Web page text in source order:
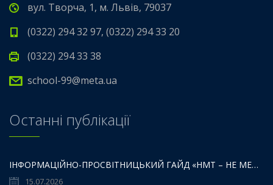
вул. Творча, 1, м. Львів, 79037
(0322) 294 32 97, (0322) 294 33 20
(0322) 294 33 38
school-99@meta.ua
Останні публікації
ІНФОРМАЦІЙНО-ПРОСВІТНИЦЬКИЙ ГАЙД «НМТ – НЕ МЕЖА ТВОЇХ МОЖЛИВОСТЕЙ».
15.07.2026